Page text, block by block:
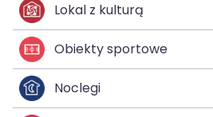
Lokal z kulturą
Obiekty sportowe
Noclegi